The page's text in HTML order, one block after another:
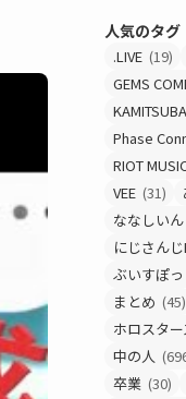
人気のタグ
.LIVE (19)
GEMS
Phase
RIOT
VEE (31)
ななしいん
にじさんじ
ぶいすぽっ
まとめ (45)
ホロスタ
中の人
卒業 (30)